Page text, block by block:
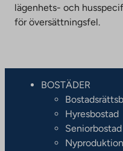
lägenhets- och
för översättningsfel.
BOSTÄDER
Hyresbostad
Seniorbostad
Nyproduktion